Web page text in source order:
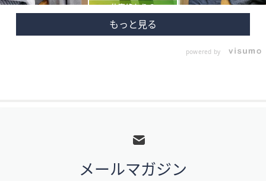
powered by
メールマガジン